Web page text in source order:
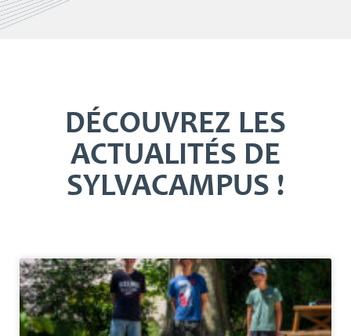
DÉCOUVREZ LES
ACTUALITÉS DE
SYLVACAMPUS !